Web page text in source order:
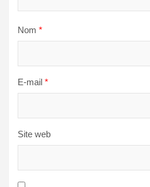
Nom *
E-mail *
Site web